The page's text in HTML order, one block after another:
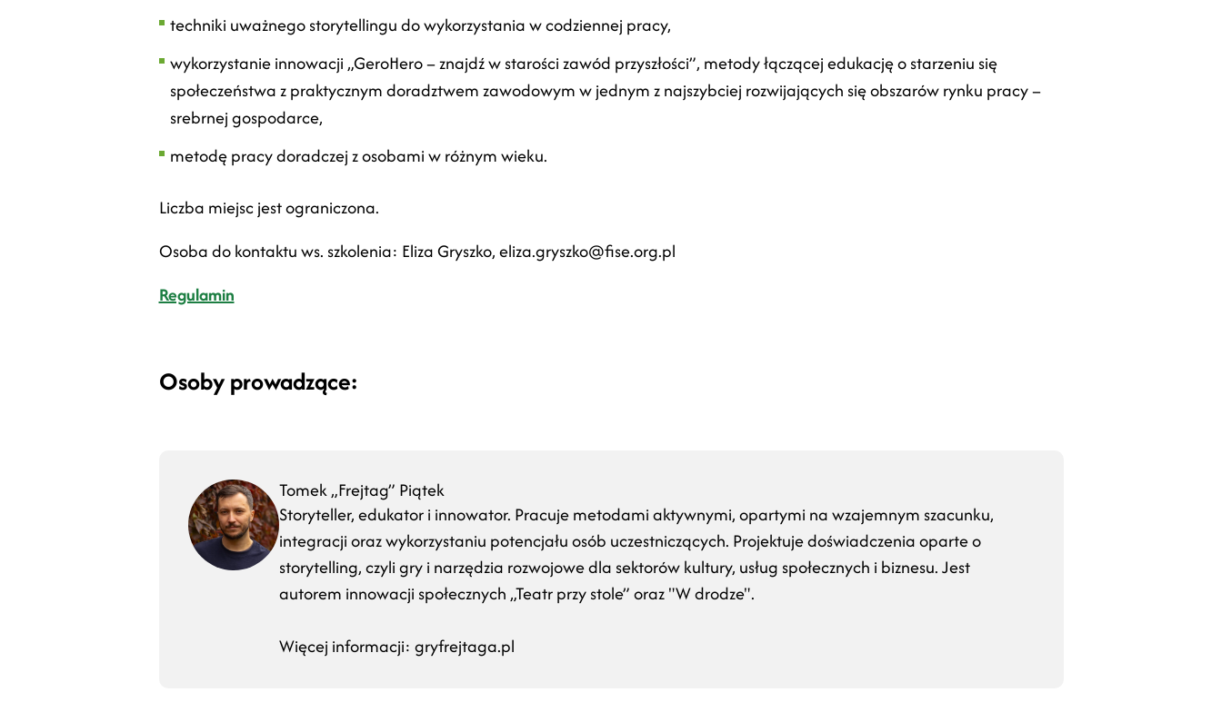
techniki uważnego storytellingu do wykorzystania w codziennej pracy,
wykorzystanie innowacji „GeroHero – znajdź w starości zawód przyszłości”, metody łączącej edukację o starzeniu się
społeczeństwa z praktycznym doradztwem zawodowym w jednym z najszybciej rozwijających się obszarów rynku pracy –
srebrnej gospodarce,
metodę pracy doradczej z osobami w różnym wieku.
Liczba miejsc jest ograniczona.
Osoba do kontaktu ws. szkolenia: Eliza Gryszko, eliza.gryszko@fise.org.pl
Regulamin
Osoby prowadzące:
Tomek „Frejtag” Piątek
Storyteller, edukator i innowator. Pracuje metodami aktywnymi, opartymi na wzajemnym szacunku,
integracji oraz wykorzystaniu potencjału osób uczestniczących. Projektuje doświadczenia oparte o
storytelling, czyli gry i narzędzia rozwojowe dla sektorów kultury, usług społecznych i biznesu. Jest
autorem innowacji społecznych „Teatr przy stole” oraz "W drodze".
Więcej informacji: gryfrejtaga.pl